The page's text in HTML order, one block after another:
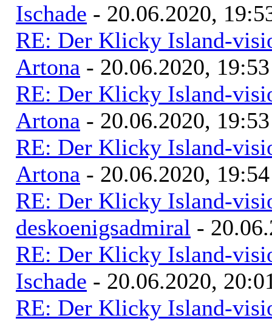
Ischade - 20.06.2020,
RE: Der Klicky Island-
Artona - 20.06.2020, 19:53
RE: Der Klicky Island-
Artona - 20.06.2020, 19:53
RE: Der Klicky Island-
Artona - 20.06.2020, 19:54
RE: Der Klicky Island-
deskoenigsadmiral -
RE: Der Klicky Island-
Ischade - 20.06.2020,
RE: Der Klicky Island-